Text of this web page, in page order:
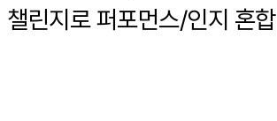
챌린지로 퍼포먼스/인지 혼합